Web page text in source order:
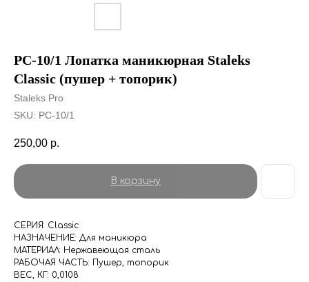
PC-10/1 Лопатка маникюрная Staleks
Classic (пушер + топорик)
Staleks Pro
SKU: PC-10/1
250,00 р.
В корзину
СЕРИЯ: Classic
НАЗНАЧЕНИЕ: Для маникюра
МАТЕРИАЛ: Нержавеющая сталь
РАБОЧАЯ ЧАСТЬ: Пушер, топорик
ВЕС, КГ: 0,0108